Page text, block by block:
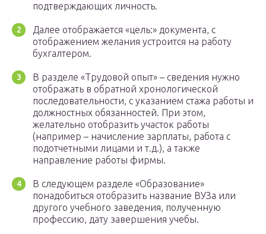
подтверждающих личность.
Далее отображается «цель:» документа, с
отображением желания устроится на работу
бухгалтером.
В разделе «Трудовой опыт» – сведения нужно
отображать в обратной хронологической
последовательности, с указанием стажа работы и
должностных обязанностей. При этом,
желательно отобразить участок работы
(например – начисление зарплаты, работа с
подотчетными лицами и т.д.), а также
направление работы фирмы.
В следующем разделе «Образование»
понадобиться отобразить название ВУЗа или
другого учебного заведения, полученную
профессию, дату завершения учебы.